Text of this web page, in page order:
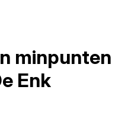
minpunten
Enk